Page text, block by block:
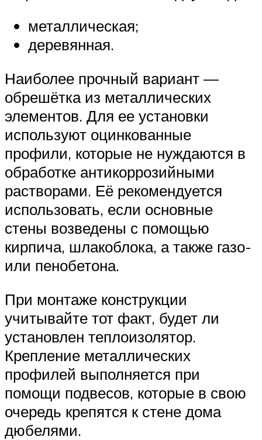
металлическая;
деревянная.
Наиболее прочный вариант —
обрешётка из металлических
элементов. Для ее установки
используют оцинкованные
профили, которые не нуждаются в
обработке антикоррозийными
растворами. Её рекомендуется
использовать, если основные
стены возведены с помощью
кирпича, шлакоблока, а также газо-
или пенобетона.
При монтаже конструкции
учитывайте тот факт, будет ли
установлен теплоизолятор.
Крепление металлических
профилей выполняется при
помощи подвесов, которые в свою
очередь крепятся к стене дома
дюбелями.